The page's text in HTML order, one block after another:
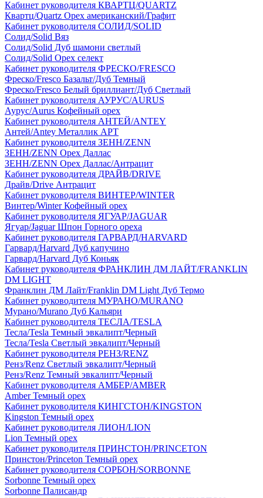
Кабинет руководителя КВАРТЦ/QUARTZ
Квартц/Quartz Орех американский/Графит
Кабинет руководителя СОЛИД/SOLID
Солид/Solid Вяз
Солид/Solid Дуб шамони светлый
Солид/Solid Орех селект
Кабинет руководителя ФРЕСКО/FRESCO
Фреско/Fresco Базальт/Дуб Темный
Фреско/Fresco Белый бриллиант/Дуб Светлый
Кабинет руководителя АУРУС/AURUS
Аурус/Aurus Кофейный орех
Кабинет руководителя АНТЕЙ/ANTEY
Антей/Antey Металлик АРТ
Кабинет руководителя ЗЕНН/ZENN
ЗЕНН/ZENN Орех Даллас
ЗЕНН/ZENN Орех Даллас/Антрацит
Кабинет руководителя ДРАЙВ/DRIVE
Драйв/Drive Антрацит
Кабинет руководителя ВИНТЕР/WINTER
Винтер/Winter Кофейный орех
Кабинет руководителя ЯГУАР/JAGUAR
Ягуар/Jaguar Шпон Горного ореха
Кабинет руководителя ГАРВАРД/HARVARD
Гарвард/Harvard Дуб капучино
Гарвард/Harvard Дуб Коньяк
Кабинет руководителя ФРАНКЛИН ДМ ЛАЙТ/FRANKLIN
DM LIGHT
Франклин ДМ Лайт/Franklin DM Light Дуб Термо
Кабинет руководителя МУРАНО/MURANO
Мурано/Murano Дуб Кальяри
Кабинет руководителя ТЕСЛА/TESLA
Тесла/Tesla Темный эвкалипт/Черный
Тесла/Tesla Светлый эвкалипт/Черный
Кабинет руководителя РЕНЗ/RENZ
Ренз/Renz Светлый эвкалипт/Черный
Ренз/Renz Темный эвкалипт/Черный
Кабинет руководителя АМБЕР/AMBER
Amber Темный орех
Кабинет руководителя КИНГСТОН/KINGSTON
Kingston Темный орех
Кабинет руководителя ЛИОН/LION
Lion Темный орех
Кабинет руководителя ПРИНСТОН/PRINCETON
Принстон/Princeton Темный орех
Кабинет руководителя СОРБОН/SORBONNE
Sorbonne Темный орех
Sorbonne Палисандр